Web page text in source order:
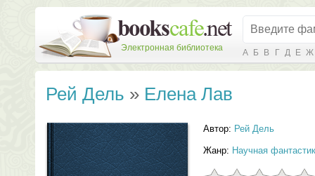
Электронная библиотека А Б В Г Д Е Ж
Рей Дель » Елена Лав
Автор: Рей Дель
Жанр: Научная